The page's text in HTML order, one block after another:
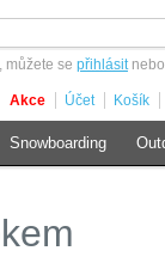
můžete se přihlásitnebo
Akce Účet Košík
Snowboarding